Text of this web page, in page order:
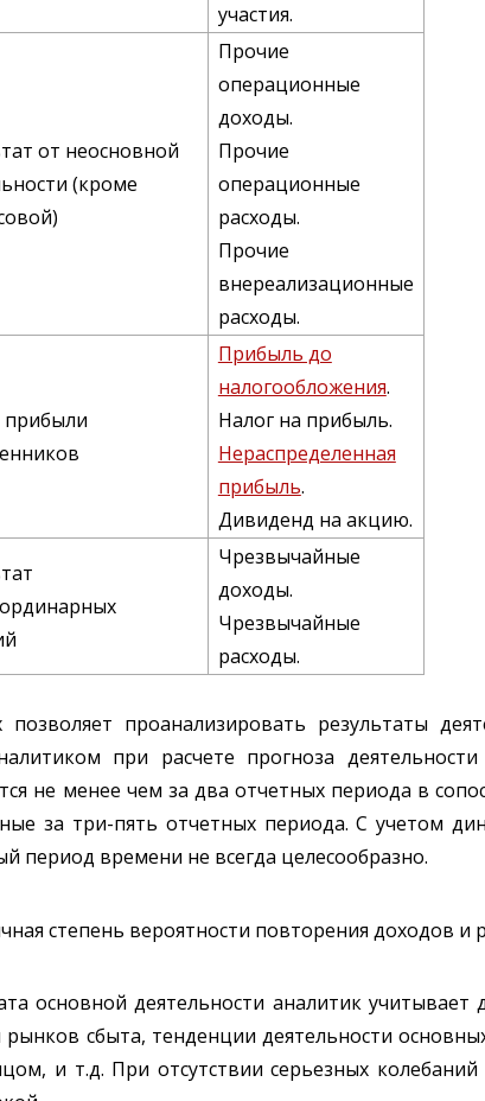
участия.
от неосновной
(кроме
Прочие
операционные
доходы.
Прочие
операционные
расходы.
Прочие
внереализационные
расходы.
прибыли
Прибыль до
налогообложения.
Налог на прибыль.
Нераспределенная
прибыль.
Дивиденд на акцию.
Чрезвычайные
доходы.
Чрезвычайные
расходы.
проанализировать результаты
при расчете прогноза
не менее чем за два отчетных периода в
за три-пять отчетных периода. С учетом
период времени не всегда целесообразно.
степень вероятности повторения доходов
основной деятельности аналитик
сбыта, тенденции деятельности
и т.д. При отсутствии серьезных